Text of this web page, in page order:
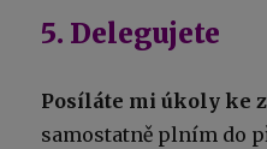
5. Delegujete
Posíláte mi úkoly ke
samostatně plním do